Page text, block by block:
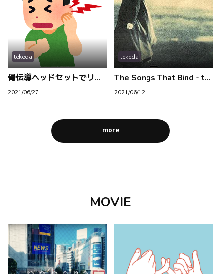
tekeda
骨伝導ヘッドセットでリモワ優勝した話
2021/06/27
tekeda
The Songs That Bind - tekeda編
2021/06/12
more
MOVIE